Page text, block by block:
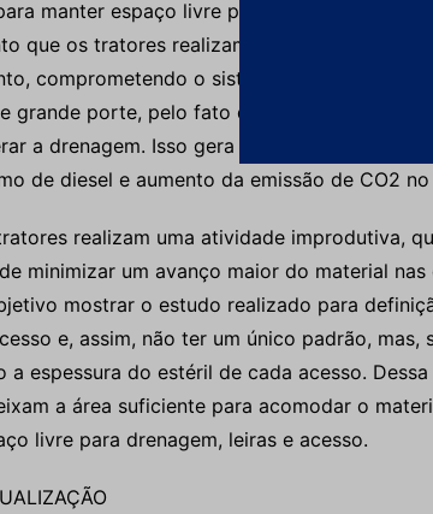
manter espaço livre para acessos, leiras e
que os tratores realizam nessas faixas, o
comprometendo o sistema de drenagem,
grande porte, pelo fato de que eles
a drenagem. Isso gera atrasos nas
de diesel e aumento da emissão de CO2
realizam uma atividade improdutiva,
minimizar um avanço maior do material
mostrar o estudo realizado para
e, assim, não ter um único padrão, mas,
a espessura do estéril de cada acesso.
a área suficiente para acomodar o
livre para drenagem, leiras e acesso.